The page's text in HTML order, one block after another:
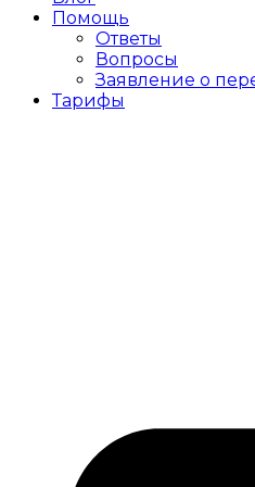
Помощь
Ответы
Вопросы
Заявление о
Тарифы